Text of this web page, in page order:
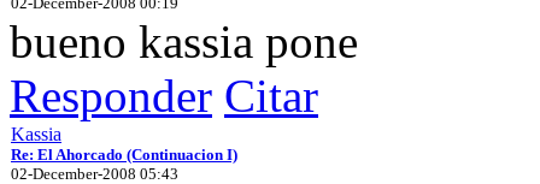
bueno kassia pone
Responder Citar
Kassia
Re: El Ahorcado (Continuacion I)
02-December-2008 05:43